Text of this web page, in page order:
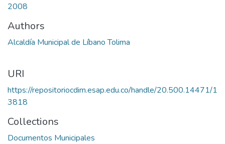
2008
Authors
Alcaldía Municipal de Líbano Tolima
URI
https://repositoriocdim.esap.edu.co/handle/20.500.14471/1
3818
Collections
Documentos Municipales